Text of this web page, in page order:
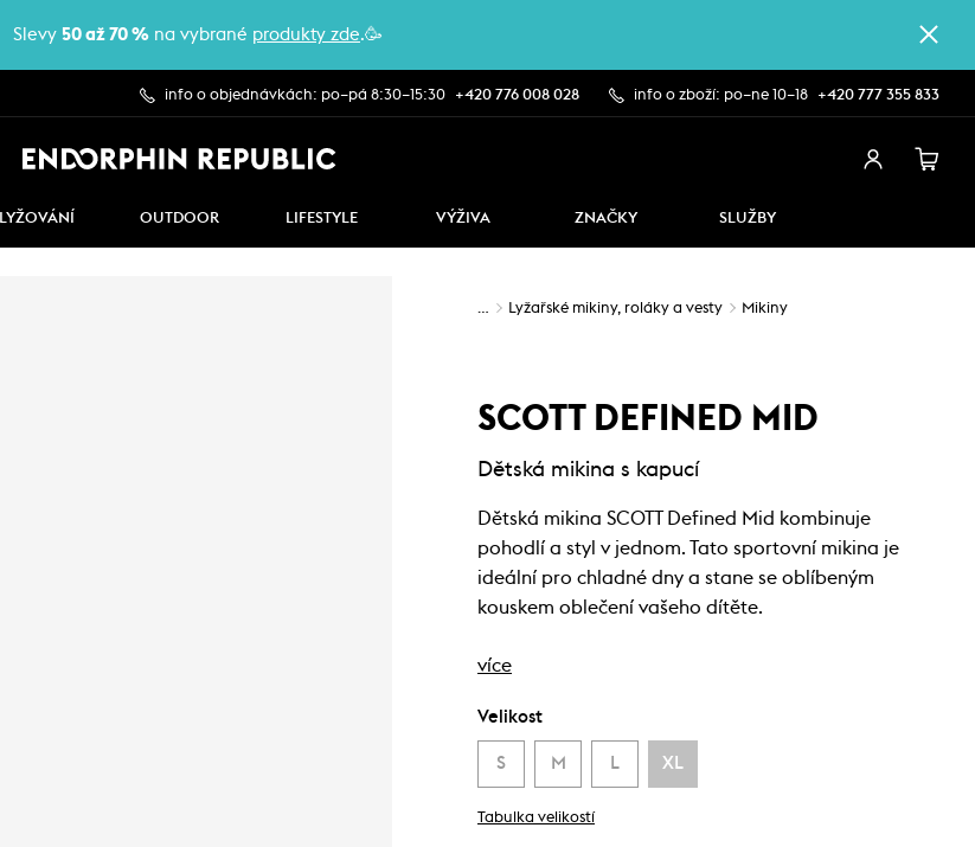
Slevy 50 až 70 % na vybrané produkty zde.🥳
info o objednávkách: po–pá 8:30–15:30 +420 776 008 028 info o zboží: po–ne 10–18 +420 777 355 833
LYŽOVÁNÍ OUTDOOR LIFESTYLE VÝŽIVA ZNAČKY SLUŽBY
… Lyžařské mikiny, roláky a vesty Mikiny
SCOTT DEFINED MID
Dětská mikina s kapucí
Dětská mikina SCOTT Defined Mid kombinuje
pohodlí a styl v jednom. Tato sportovní mikina je
ideální pro chladné dny a stane se oblíbeným
kouskem oblečení vašeho dítěte.
více
Velikost
S M L XL
Tabulka velikostí